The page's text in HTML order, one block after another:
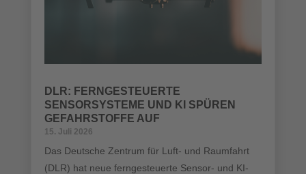
DLR: FERNGESTEUERTE
SENSORSYSTEME UND KI SPÜREN
GEFAHRSTOFFE AUF
15. Juli 2026
Das Deutsche Zentrum für Luft- und Raumfahrt
(DLR) hat neue ferngesteuerte Sensor- und KI-